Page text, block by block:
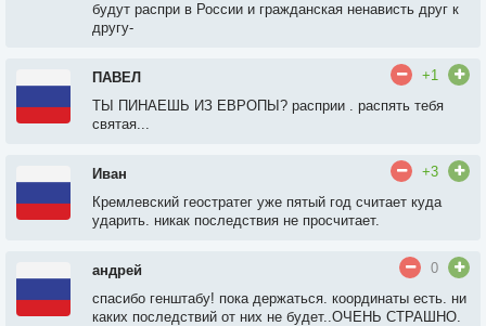
будут распри в России и гражданская ненависть друг к
другу-
ПАВЕЛ
+1
ТЫ ПИНАЕШЬ ИЗ ЕВРОПЫ? расприи . распять тебя
святая...
Иван
+3
Кремлевский геостратег уже пятый год считает куда
ударить. никак последствия не просчитает.
андрей
0
спасибо генштабу! пока держаться. координаты есть. ни
каких последствий от них не будет..ОЧЕНЬ СТРАШНО.